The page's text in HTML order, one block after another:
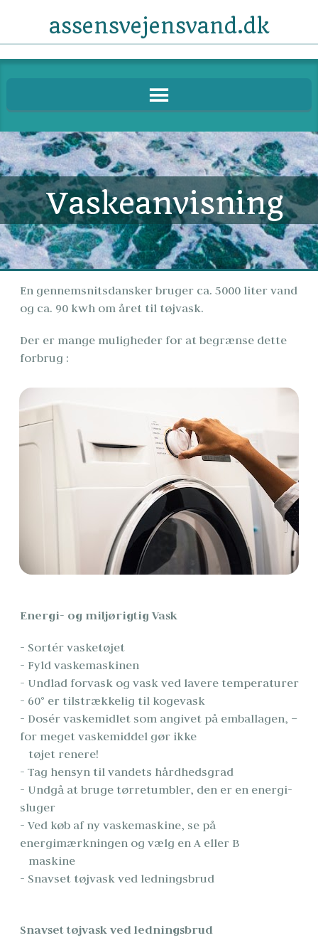
assensvejensvand.dk
Vaskeanvisning
En gennemsnitsdansker bruger ca. 5000 liter vand
og ca. 90 kwh om året til tøjvask.
Der er mange muligheder for at begrænse dette
forbrug :
Energi- og miljørigtig Vask
- Sortér vasketøjet
- Fyld vaskemaskinen
- Undlad forvask og vask ved lavere temperaturer
- 60° er tilstrækkelig til kogevask
- Dosér vaskemidlet som angivet på emballagen, –
for meget vaskemiddel gør ikke
- Tag hensyn til vandets hårdhedsgrad
- Undgå at bruge tørretumbler, den er en energi-
sluger
- Ved køb af ny vaskemaskine, se på
energimærkningen og vælg en A eller B
- Snavset tøjvask ved ledningsbrud
Snavset tøjvask ved ledningsbrud